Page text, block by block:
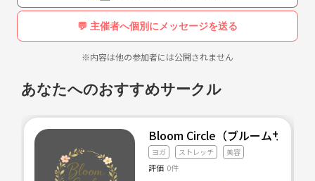
💬 主催者へ個別にメッセージを送る
※内容は他の参加者には公開されません
あなたへのおすすめサークル
Bloom Circle（ブルームサー
ヨガ ストレッチ 美容
評価 0件